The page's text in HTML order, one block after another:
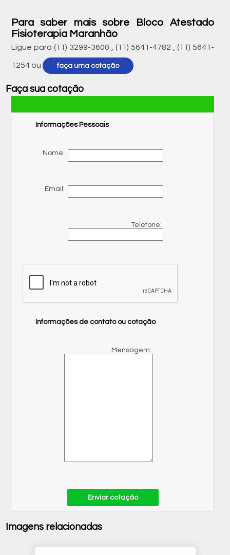
Para saber mais sobre Bloco Atestado
Fisioterapia Maranhão
Ligue para (11) 3299-3600 ,(11) 5641-4782 ,(11) 5641-
1254 ou faça uma cotação
Faça sua cotação
Informações Pessoais
Nome:
Email:
Telefone:
Informações de contato ou cotação
Mensagem:
Enviar cotação
Imagens relacionadas